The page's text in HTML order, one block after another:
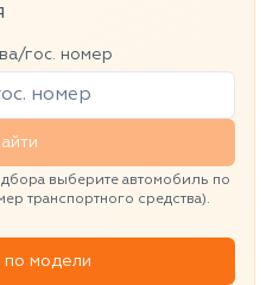
гос. номер
выберите автомобиль по
транспортного средства).
по модели